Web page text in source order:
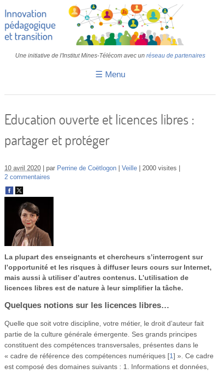
Une initiative de l'Institut Mines-Télécom avec un réseau de partenaires
☰ Menu
Transition
IA
Se connecter
Education ouverte et licences libres :
partager et protéger
10 avril 2020 par Perrine de Coëtlogon Veille
2000 visites
2 commentaires
La plupart des enseignants et chercheurs s’interrogent sur
l’opportunité et les risques à diffuser leurs cours sur Internet,
mais aussi à utiliser d’autres contenus. L’utilisation de
licences libres est de nature à leur simplifier la tâche.
Quelques notions sur les licences libres…
Quelle que soit votre discipline, votre métier, le droit d’auteur fait
partie de la culture générale émergente. Ses grands principes
constituent des compétences transversales, présentes dans le
« cadre de référence des compétences numériques[1] ». Ce cadre
est composé des domaines suivants : 1. Informations et données,